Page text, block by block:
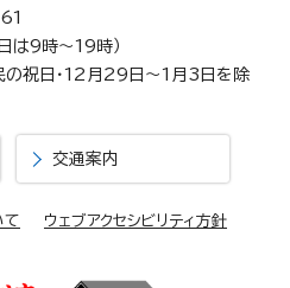
は9時～19時）
の祝日・12月29日～1月3日を除
交通案内
て ウェブアクセシビリティ方針